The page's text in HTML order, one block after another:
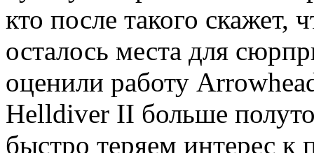
кто после такого скажет,
осталось места для
оценили работу
Helldiver II больше
быстро теряем интерес